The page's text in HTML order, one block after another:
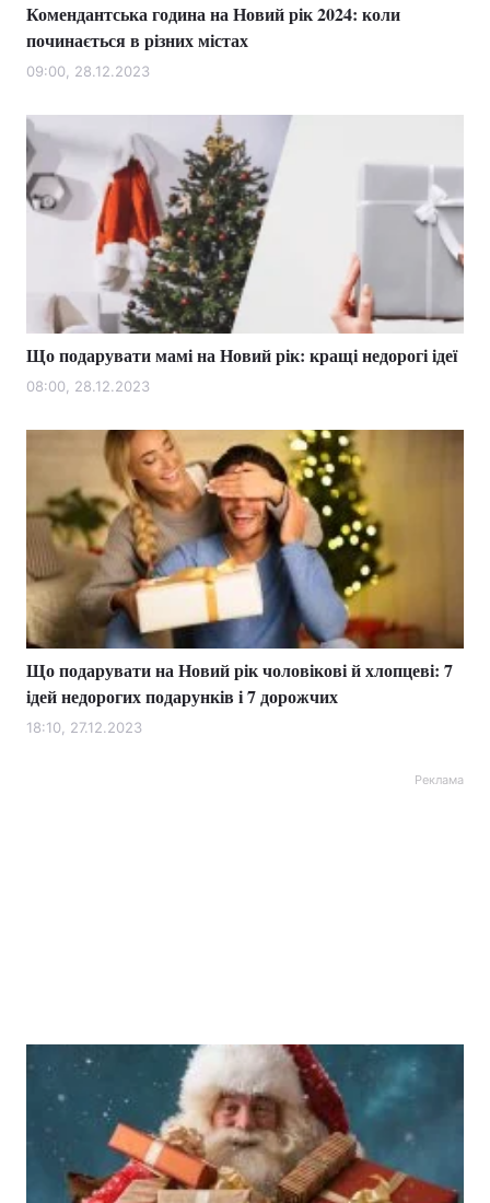
Комендантська година на Новий рік 2024: коли
починається в різних містах
09:00, 28.12.2023
Що подарувати мамі на Новий рік: кращі недорогі ідеї
08:00, 28.12.2023
Що подарувати на Новий рік чоловікові й хлопцеві: 7
ідей недорогих подарунків і 7 дорожчих
18:10, 27.12.2023
Реклама